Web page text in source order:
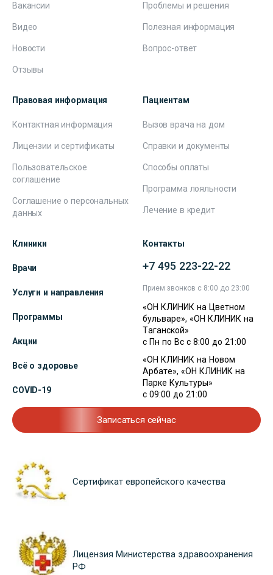
Вакансии
Видео
Новости
Отзывы
Проблемы и решения
Полезная информация
Вопрос-ответ
Правовая информация
Контактная информация
Лицензии и сертификаты
Пользовательское
соглашение
Соглашение о персональных
данных
Пациентам
Вызов врача на дом
Справки и документы
Способы оплаты
Программа лояльности
Лечение в кредит
Клиники
Врачи
Услуги и направления
Программы
Акции
Всё о здоровье
COVID-19
Контакты
+7 495 223-22-22
Прием звонков с 8:00 до 23:00
«ОН КЛИНИК на Цветном
бульваре», «ОН КЛИНИК на
Таганской»
с Пн по Вс с 8:00 до 21:00
«ОН КЛИНИК на Новом
Арбате», «ОН КЛИНИК на
Парке Культуры»
с 09:00 до 21:00
Записаться сейчас
Сертификат европейского качества
Лицензия Министерства здравоохранения
РФ